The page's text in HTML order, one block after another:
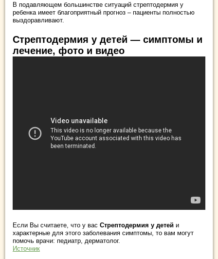
В подавляющем большинстве ситуаций стрептодермия у
ребенка имеет благоприятный прогноз – пациенты полностью
выздоравливают.
Стрептодермия у детей — симптомы и
лечение, фото и видео
Если Вы считаете, что у вас Стрептодермия у детей и
характерные для этого заболевания симптомы, то вам могут
помочь врачи: педиатр, дерматолог.
Источник